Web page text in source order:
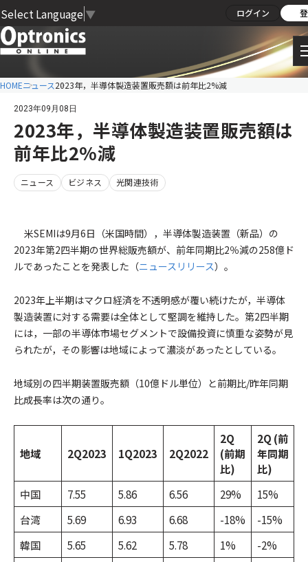
Select Language ▼ ログイン
HOMEニュース2023年，半導体製造装置販売額は前年比2%減
2023年09月08日
2023年，半導体製造装置販売額は
前年比2%減
ニュース ビジネス 光関連技術
米SEMIは9月6日（米国時間），半導体製造装置（新品）の
2023年第2四半期の世界総販売額が、前年同期比2％減の258億ド
ルであったことを発表した（ニュースリリース）。
2023年上半期はマクロ経済を不透明感が覆い続けたが，半導体
製造装置に対する需要は全体として堅調を維持した。第2四半期
には，一部の半導体市場セグメントで設備投資に慎重な姿勢が見
られたが，その影響は地域によって濃淡があったとしている。
地域別の四半期装置販売額（10億ドル単位）と前期比/昨年同期
比成長率は次の通り。
地域 2Q2023 1Q2023 2Q2022
2Q
(前期
比)
2Q (前
年同期
比)
中国
7.55 5.86 6.56 29%
15%
台湾
5.69 6.93 6.68 -18%
-15%
韓国
5.65 5.62 5.78 1%
-2%